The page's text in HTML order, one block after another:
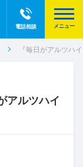
電話相談
『毎日がアルツハ
アルツハイ